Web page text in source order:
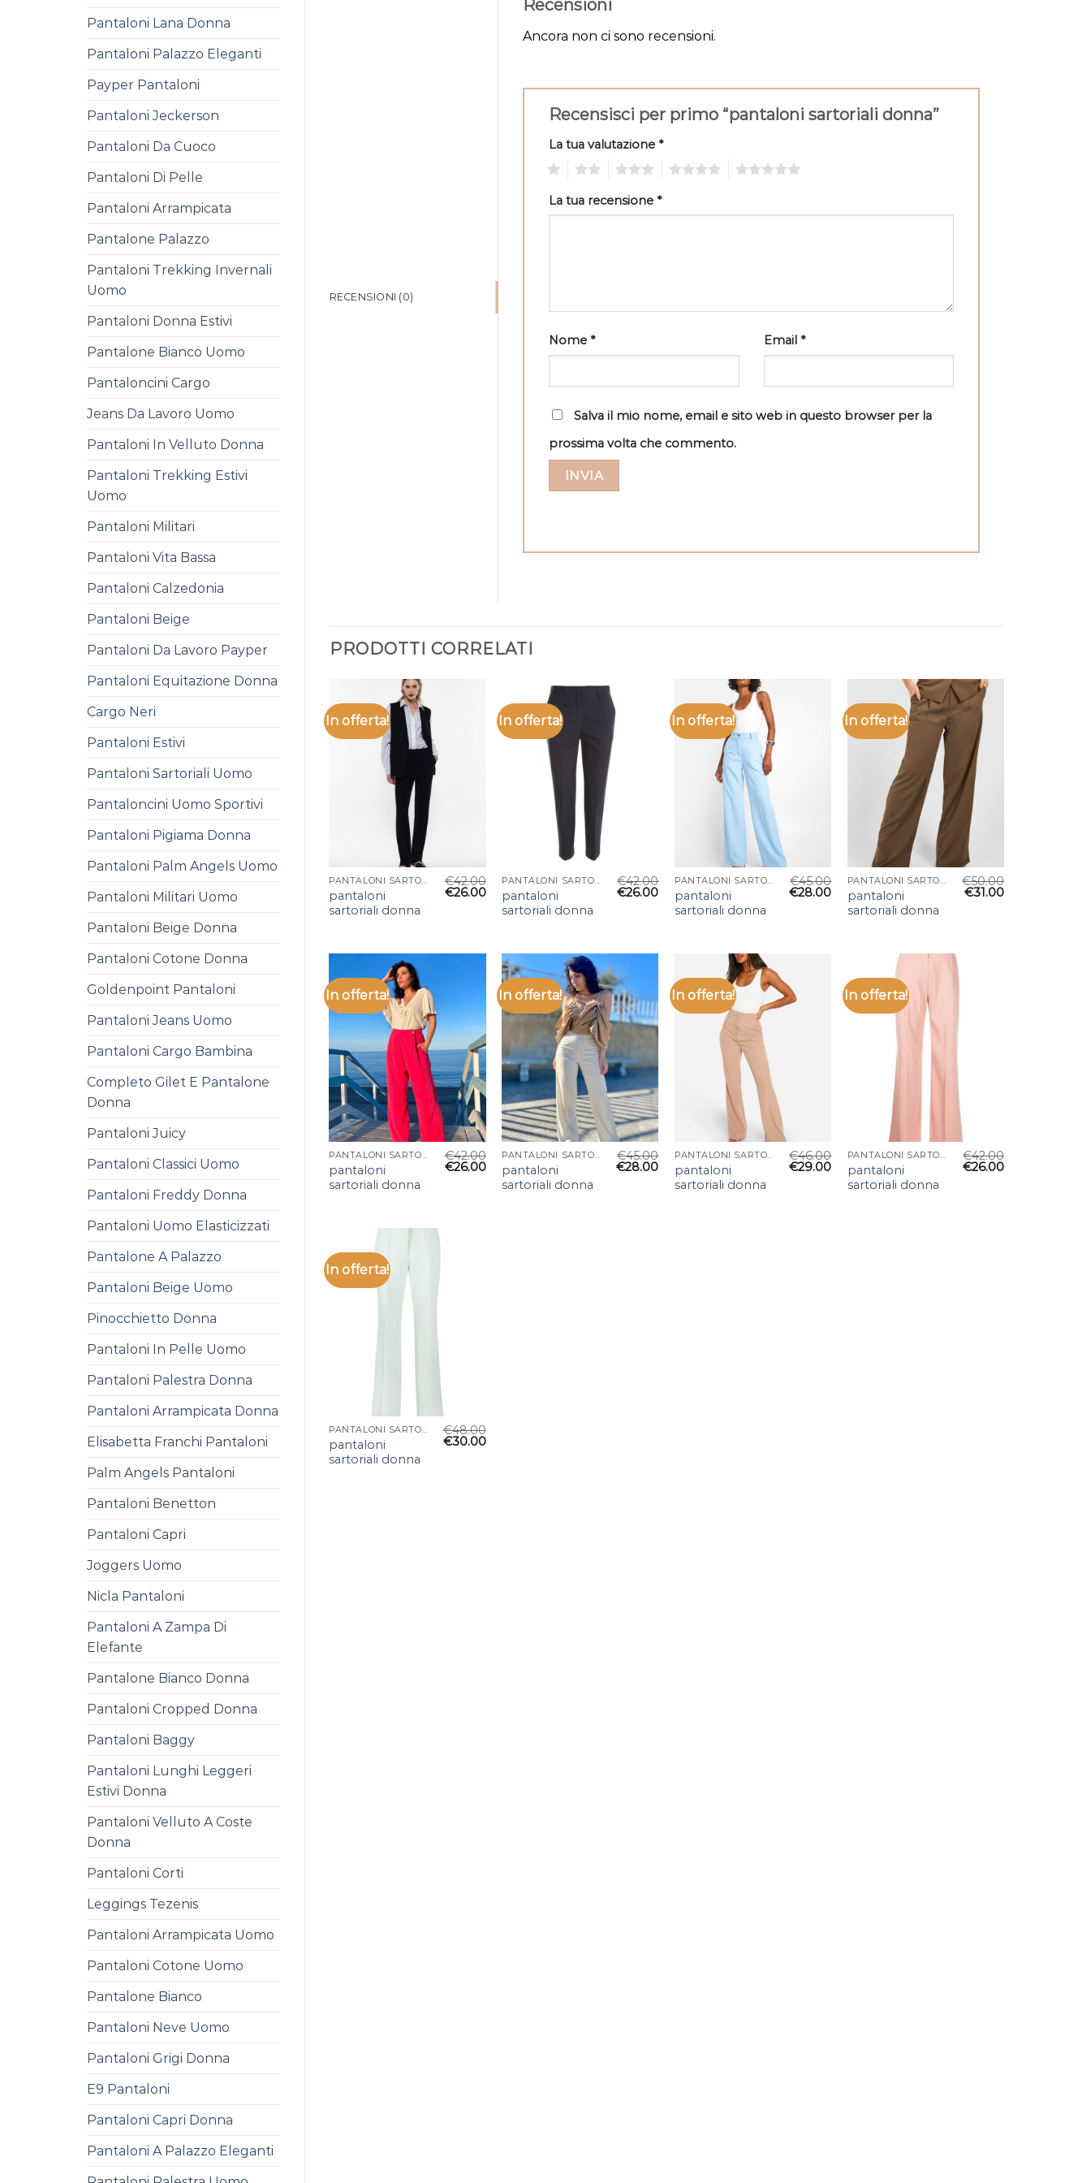
Pantaloni Lana Donna
Pantaloni Palazzo Eleganti
Payper Pantaloni
Pantaloni Jeckerson
Pantaloni Da Cuoco
Pantaloni Di Pelle
Pantaloni Arrampicata
Pantalone Palazzo
Pantaloni Trekking Invernali
Uomo
Pantaloni Donna Estivi
Pantalone Bianco Uomo
Pantaloncini Cargo
Jeans Da Lavoro Uomo
Pantaloni In Velluto Donna
Pantaloni Trekking Estivi
Uomo
Pantaloni Militari
Pantaloni Vita Bassa
Pantaloni Calzedonia
Pantaloni Beige
Pantaloni Da Lavoro Payper
Pantaloni Equitazione Donna
Cargo Neri
Pantaloni Estivi
Pantaloni Sartoriali Uomo
Pantaloncini Uomo Sportivi
Pantaloni Pigiama Donna
Pantaloni Palm Angels Uomo
Pantaloni Militari Uomo
Pantaloni Beige Donna
Pantaloni Cotone Donna
Goldenpoint Pantaloni
Pantaloni Jeans Uomo
Pantaloni Cargo Bambina
Completo Gilet E Pantalone
Donna
Pantaloni Juicy
Pantaloni Classici Uomo
Pantaloni Freddy Donna
Pantaloni Uomo Elasticizzati
Pantalone A Palazzo
Pantaloni Beige Uomo
Pinocchietto Donna
Pantaloni In Pelle Uomo
Pantaloni Palestra Donna
Pantaloni Arrampicata Donna
Elisabetta Franchi Pantaloni
Palm Angels Pantaloni
Pantaloni Benetton
Pantaloni Capri
Joggers Uomo
Nicla Pantaloni
Pantaloni A Zampa Di
Elefante
Pantalone Bianco Donna
Pantaloni Cropped Donna
Pantaloni Baggy
Pantaloni Lunghi Leggeri
Estivi Donna
Pantaloni Velluto A Coste
Donna
Pantaloni Corti
Leggings Tezenis
Pantaloni Arrampicata Uomo
Pantaloni Cotone Uomo
Pantalone Bianco
Pantaloni Neve Uomo
Pantaloni Grigi Donna
E9 Pantaloni
Pantaloni Capri Donna
Pantaloni A Palazzo Eleganti
RECENSIONI (0)
Recensioni
Ancora non ci sono recensioni.
Recensisci per primo “pantaloni sartoriali donna”
La tua valutazione*
La tua recensione*
Nome* Email *
Salva il mio nome, email e sito web in questo browser per la
prossima volta che commento.
PRODOTTI CORRELATI
In offerta!
PANTALONI SARTORIALI DONNA
pantaloni
sartoriali donna
€42.00
€26.00
In offerta!
PANTALONI SARTORIALI DONNA
pantaloni
sartoriali donna
€42.00
€26.00
In offerta!
PANTALONI SARTORIALI DONNA
pantaloni
sartoriali donna
€45.00
€28.00
In offerta!
PANTALONI SARTORIALI DONNA
pantaloni
sartoriali donna
€50.00
€31.00
In offerta!
PANTALONI SARTORIALI DONNA
pantaloni
sartoriali donna
€42.00
€26.00
In offerta!
PANTALONI SARTORIALI DONNA
pantaloni
sartoriali donna
€45.00
€28.00
In offerta!
PANTALONI SARTORIALI DONNA
pantaloni
sartoriali donna
€46.00
€29.00
In offerta!
PANTALONI SARTORIALI DONNA
pantaloni
sartoriali donna
€42.00
€26.00
In offerta!
PANTALONI SARTORIALI DONNA
pantaloni
sartoriali donna
€48.00
€30.00